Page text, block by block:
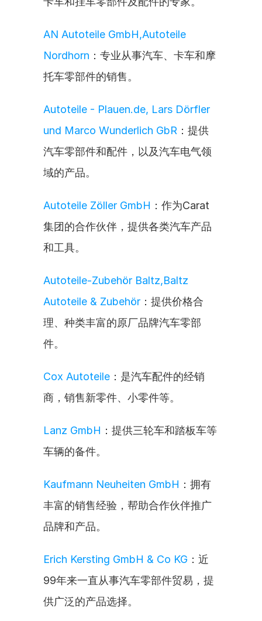
AN Autoteile GmbH,Autoteile
Nordhorn ：专业从事汽车、卡车和摩
托车零部件的销售。
Autoteile - Plauen.de, Lars Dörfler
und Marco Wunderlich GbR ：提供
汽车零部件和配件，以及汽车电气领
域的产品。
Autoteile Zöller GmbH ：作为Carat
集团的合作伙伴，提供各类汽车产品
和工具。
Autoteile-Zubehör Baltz,Baltz
Autoteile & Zubehör ：提供价格合
理、种类丰富的原厂品牌汽车零部
件。
Cox Autoteile ：是汽车配件的经销
商，销售新零件、小零件等。
Lanz GmbH ：提供三轮车和踏板车等
车辆的备件。
Kaufmann Neuheiten GmbH ：拥有
丰富的销售经验，帮助合作伙伴推广
品牌和产品。
Erich Kersting GmbH & Co KG ：近
99年来一直从事汽车零部件贸易，提
供广泛的产品选择。